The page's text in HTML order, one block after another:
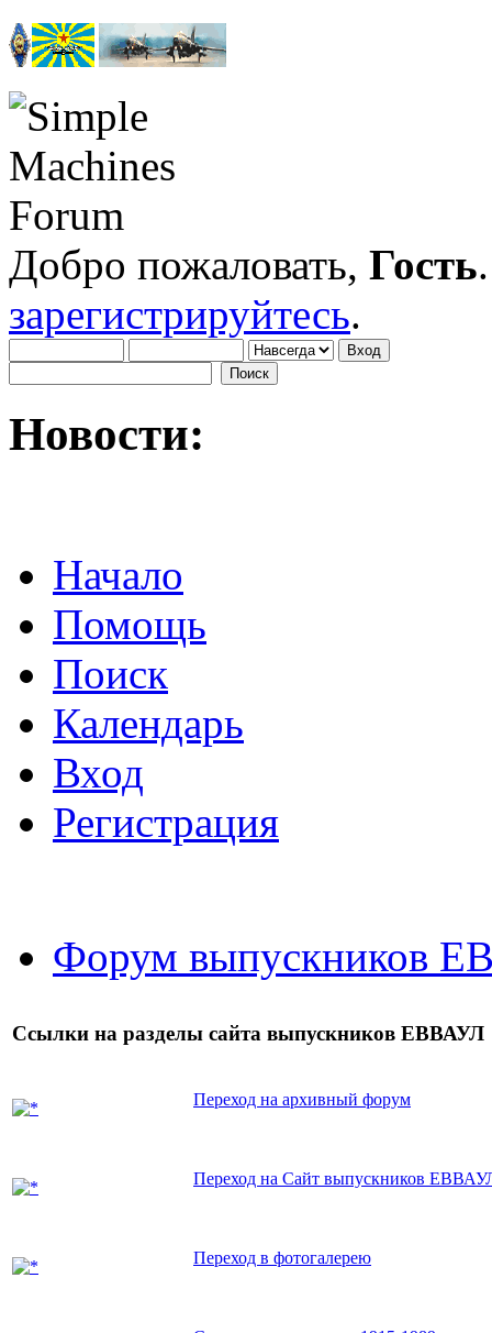
Добро пожаловать, Гость
зарегистрируйтесь.
Новости:
Начало
Помощь
Поиск
Календарь
Вход
Регистрация
Форум выпускников
Ссылки на разделы сайта выпускников ЕВВАУЛ
Переход на архивный форум
Переход на Сайт выпускников
Переход в фотогалерею